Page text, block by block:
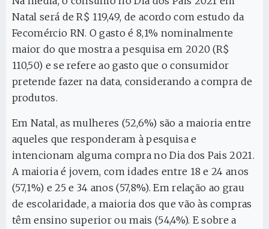
Natal será de R$ 119,49, de acordo com estudo da
Fecomércio RN. O gasto é 8,1% nominalmente
maior do que mostra a pesquisa em 2020 (R$
110,50) e se refere ao gasto que o consumidor
pretende fazer na data, considerando a compra de
produtos.
Em Natal, as mulheres (52,6%) são a maioria entre
aqueles que responderam à pesquisa e
intencionam alguma compra no Dia dos Pais 2021.
A maioria é jovem, com idades entre 18 e 24 anos
(57,1%) e 25 e 34 anos (57,8%). Em relação ao grau
de escolaridade, a maioria dos que vão às compras
têm ensino superior ou mais (54,4%). E sobre a